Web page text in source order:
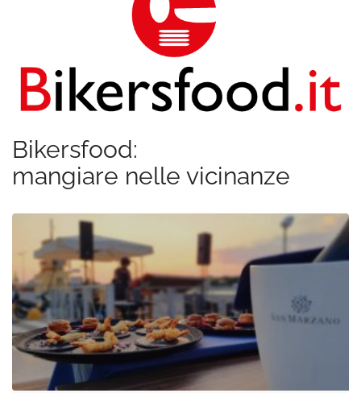
Bikersfood:
mangiare nelle vicinanze